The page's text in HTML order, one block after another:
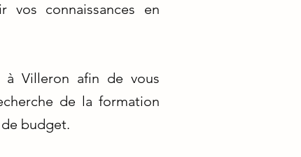
vos connaissances en
à Villeron afin de vous
de la formation
budget.